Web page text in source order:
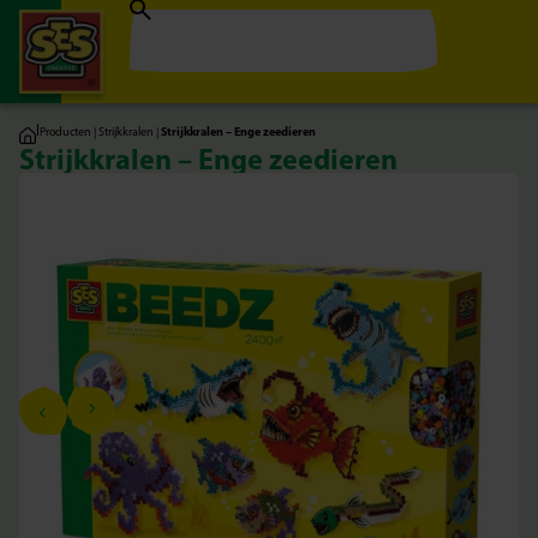
|Producten | Strijkkralen |Strijkkralen – Enge zeedieren
Strijkkralen – Enge zeedieren